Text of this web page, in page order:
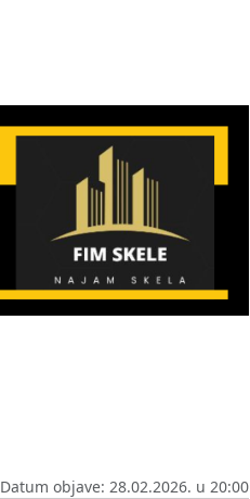
Datum objave: 28.02.2026. u 20:00